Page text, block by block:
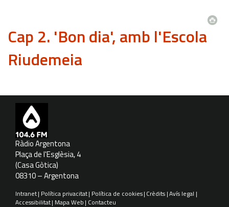
Cap 2. 'Bon dia', amb l'Escola
Riudemeia
Ràdio Argentona
Plaça de l'Esglèsia, 4
(Casa Gòtica)
08310 – Argentona
Intranet Política privacitat Política de cookies Crèdits Avís legal
Accessibilitat Mapa Web Contacteu